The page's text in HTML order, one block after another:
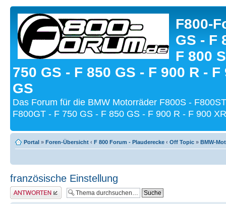
F800-
GS - F
F 800
750 GS - F 850 GS - F 900 R - F
GS
Das Forum für die BMW Motorräder F800S -
F800GT - F 750 GS - F 850 GS - F 900 R - F 900
Portal » Foren-Übersicht ‹ F 800 Forum - Plauderecke ‹ Off Topic » BMW-
französische Einstellung
Antwort schreiben